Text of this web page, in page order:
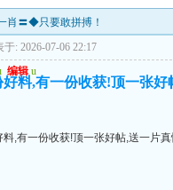
肖〓◆只要敢拼搏！
于: 2026-07-06 22:17
编辑 u
好料,有一份收获!顶一张
料,有一份收获!顶一张好帖,送一片